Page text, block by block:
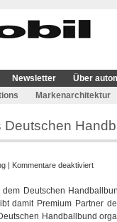
Newsletter Über
Markenarchitektur
Deutschen
| Kommentare deaktiviertfür
bleibt
weiter
Deutschen
damit Premium Partner
Handballbund